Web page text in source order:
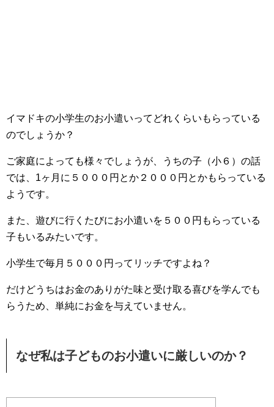
イマドキの小学生のお小遣いってどれくらいもらっている
のでしょうか？
ご家庭によっても様々でしょうが、うちの子（小６）の話
では、1ヶ月に５０００円とか２０００円とかもらっている
ようです。
また、遊びに行くたびにお小遣いを５００円もらっている
子もいるみたいです。
小学生で毎月５０００円ってリッチですよね？
だけどうちはお金のありがた味と受け取る喜びを学んでも
らうため、単純にお金を与えていません。
なぜ私は子どものお小遣いに厳しいのか？